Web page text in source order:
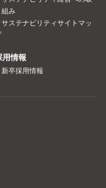
組み
サステナビリティサイトマッ
用情報
新卒採用情報